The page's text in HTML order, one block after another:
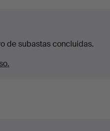
de subastas concluidas.